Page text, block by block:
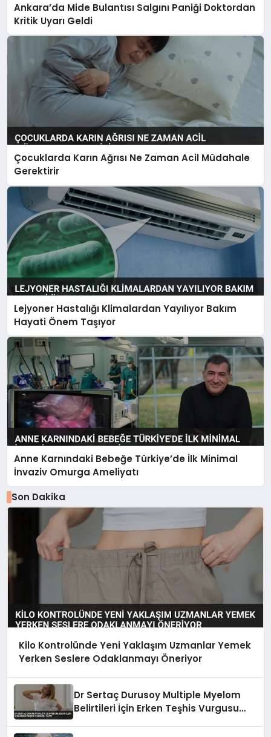
Ankara’da Mide Bulantısı Salgını Paniği Doktordan
Kritik Uyarı Geldi
Çocuklarda Karın Ağrısı Ne Zaman Acil Müdahale
Gerektirir
Lejyoner Hastalığı Klimalardan Yayılıyor Bakım
Hayati Önem Taşıyor
Anne Karnındaki Bebeğe Türkiye’de İlk Minimal
İnvaziv Omurga Ameliyatı
Son Dakika
Kilo Kontrolünde Yeni Yaklaşım Uzmanlar Yemek
Yerken Seslere Odaklanmayı Öneriyor
Dr Sertaç Durusoy Multiple Myelom
Belirtileri İçin Erken Teşhis Vurgusu